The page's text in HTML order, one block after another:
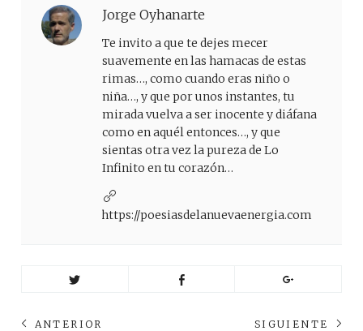
Jorge Oyhanarte
Te invito a que te dejes mecer
suavemente en las hamacas de estas
rimas…, como cuando eras niño o
niña…, y que por unos instantes, tu
mirada vuelva a ser inocente y diáfana
como en aquél entonces…, y que
sientas otra vez la pureza de Lo
Infinito en tu corazón…
https://poesiasdelanuevaenergia.com
Navegación
ANTERIOR SIGUIENTE